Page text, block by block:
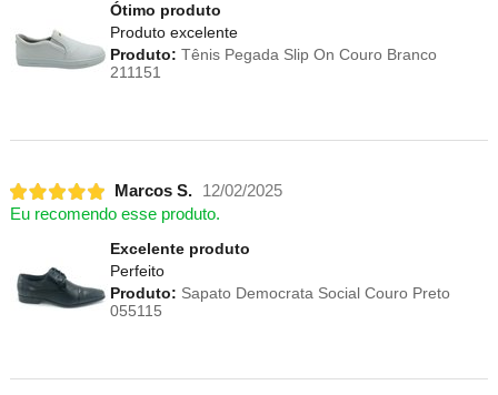
Ótimo produto
Produto excelente
Produto: Tênis Pegada Slip On Couro Branco
211151
Marcos S.
12/02/2025
Eu recomendo esse produto.
Excelente produto
Perfeito
Produto: Sapato Democrata Social Couro Preto
055115